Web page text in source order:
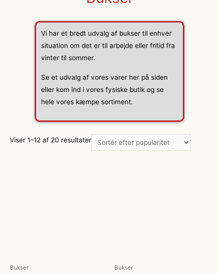
Vi har et bredt udvalg af bukser til enhver
situation om det er til arbejde eller fritid fra
vinter til sommer.
Se et udvalg af vores varer her på siden
eller kom ind i vores fysiske butik og se
hele vores kæmpe sortiment.
Viser 1–12 af 20 resultater
Bukser Bukser